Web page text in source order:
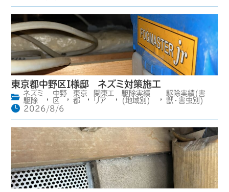
東京都中野区I様邸 ネズミ対策施工
ネズミ
駆除
,
中野
区
,
東京
都
,
関東エ
リア
,
駆除実績
(地域別)
,
駆除実績(害
獣・害虫別)
2026/8/6